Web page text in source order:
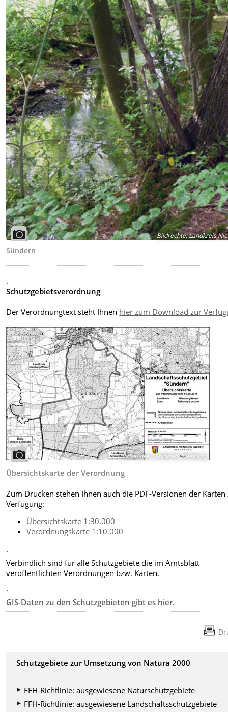
Bildrechte:Landkreis
Sündern
.
Schutzgebietsverordnung
Der Verordnungtext steht Ihnen hier zum Download zur
Bildrechte: Landkreis Nienburg
Übersichtskarte der Verordnung
Zum Drucken stehen Ihnen auch die PDF-Versionen der Karten
Verfügung:
Übersichtskarte 1:30.000
Verordnungskarte 1:10.000
.
Verbindlich sind für alle Schutzgebiete die im Amtsblatt
veröffentlichten Verordnungen bzw. Karten.
.
GIS-Daten zu den Schutzgebieten gibt es hier.
Schutzgebiete zur Umsetzung von Natura 2000
FFH-Richtlinie: ausgewiesene Naturschutzgebiete
FFH-Richtlinie: ausgewiesene Landschaftsschutzgebiete